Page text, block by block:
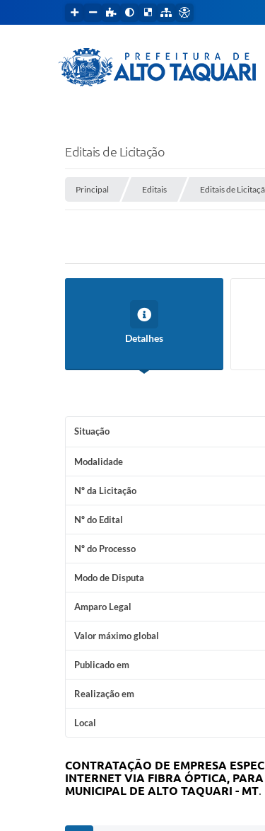
Editais de Licitação
Principal Editais Editais de
Detalhes
Situação
Modalidade
Nº da Licitação
Nº do Edital
Nº do Processo
Modo de Disputa
Amparo Legal
Valor máximo global
Publicado em
Realização em
Local
CONTRATAÇÃO DE EMPRESA
INTERNET VIA FIBRA ÓPTICA,
MUNICIPAL DE ALTO TAQUARI - MT.